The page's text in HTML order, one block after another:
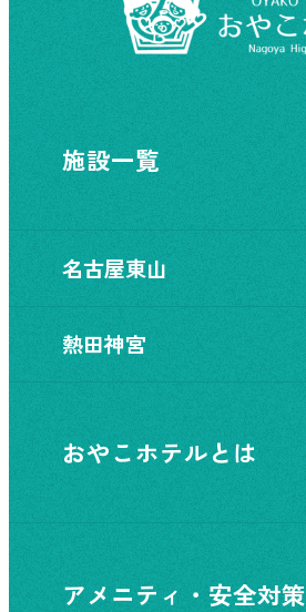
施設一覧
名古屋東山
熱田神宮
おやこホテルとは
アメニティ・安全対策